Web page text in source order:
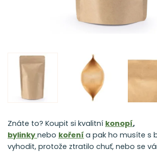
Znáte to? Koupit si kvalitní konopí,
bylinky nebo koření a pak ho musíte s
vyhodit, protože ztratilo chuť, nebo se